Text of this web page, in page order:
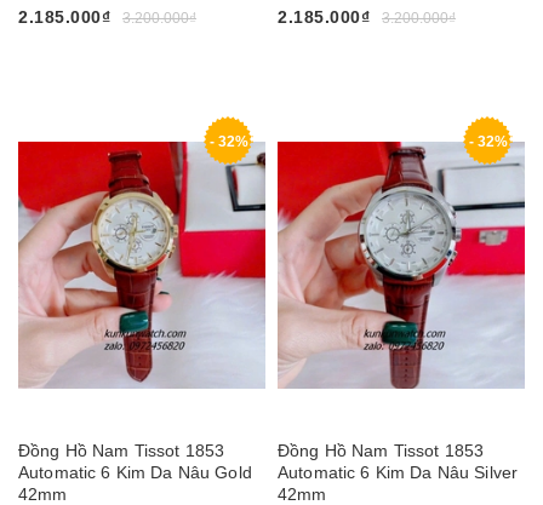
2.185.000₫
3.200.000₫
2.185.000₫
3.200.000₫
- 32%
Đồng Hồ Nam Tissot 1853
Automatic 6 Kim Da Nâu Gold
42mm
- 32%
Đồng Hồ Nam Tissot 1853
Automatic 6 Kim Da Nâu Silver
42mm